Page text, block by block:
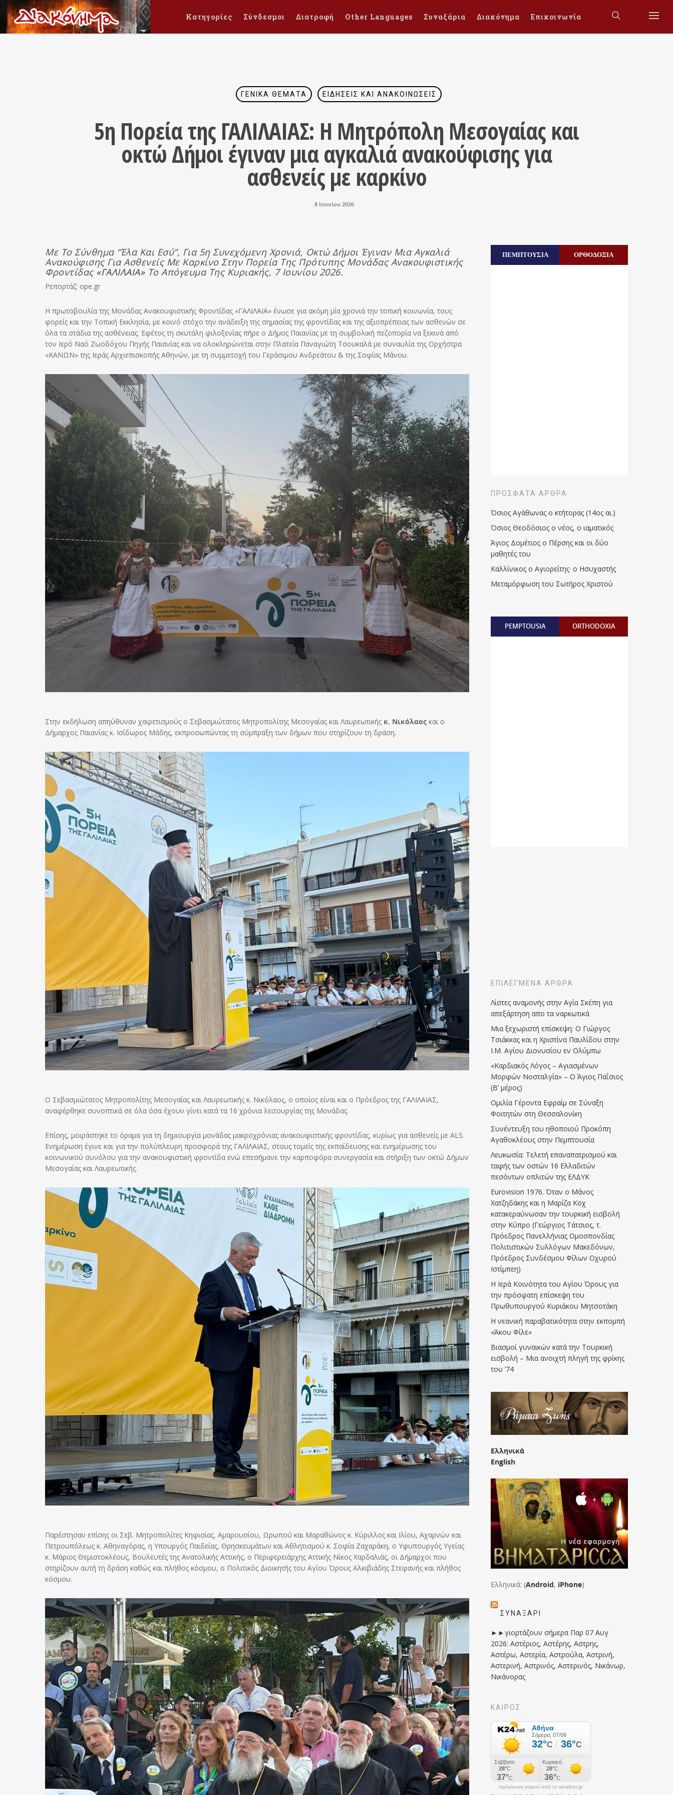
Κατηγορίες Σύνδεσμοι Διατροφή Other Languages Συναξάρια Διακόνημα Επικοινωνία
ΓΕΝΙΚΆ ΘΈΜΑΤΑ ΕΙΔΉΣΕΙΣ ΚΑΙ ΑΝΑΚΟΙΝΏΣΕΙΣ
5η Πορεία της ΓΑΛΙΛΑΙΑΣ: Η Μητρόπολη Μεσογαίας και
οκτώ Δήμοι έγιναν μια αγκαλιά ανακούφισης για
ασθενείς με καρκίνο
8 Ιουνίου 2026
Με Το Σύνθημα “Έλα Και Εσύ”, Για 5η Συνεχόμενη Χρονιά, Οκτώ Δήμοι Έγιναν Μια Αγκαλιά
Ανακούφισης Για Ασθενείς Με Καρκίνο Στην Πορεία Της Πρότυπης Μονάδας Ανακουφιστικής
Φροντίδας «ΓΑΛΙΛΑΙΑ»Το Απόγευμα Της Κυριακής, 7 Ιουνίου 2026.
Ρεπορτάζ: ope.gr
Η πρωτοβουλία της Μονάδας Ανακουφιστικής Φροντίδας «ΓΑΛΙΛΑΙΑ» ένωσε για ακόμη μία χρονιά την τοπική κοινωνία, τους
φορείς και την Τοπική Εκκλησία, με κοινό στόχο την ανάδειξη της σημασίας της φροντίδας και της αξιοπρέπειας των ασθενών σε
όλα τα στάδια της ασθένειας. Εφέτος τη σκυτάλη φιλοξενίας πήρε ο Δήμος Παιανίας με τη συμβολική πεζοπορία να ξεκινά από
τoν Ιερό Ναό Ζωοδόχου Πηγής Παιανίας και να ολοκληρώνεται στην Πλατεία Παναγιώτη Τσουκαλά με συναυλία της Ορχήστρα
«ΚΑΝΩΝ» της Ιεράς Αρχιεπισκοπής Αθηνών, με τη συμμετοχή του Γεράσιμου Ανδρεάτου & της Σοφίας Μάνου.
Στην εκδήλωση απηύθυναν χαιρετισμούς ο Σεβασμιώτατος Μητροπολίτης Μεσογαίας και Λαυρεωτικής κ. Νικόλαος και ο
Δήμαρχος Παιανίας κ. Ισίδωρος Μάδης, εκπροσωπώντας τη σύμπραξη των δήμων που στηρίζουν τη δράση.
Ο Σεβασμιώτατος Μητροπολίτης Μεσογαίας και Λαυρεωτικής κ. Νικόλαος, ο οποίος είναι και ο Πρόεδρος της ΓΑΛΙΛΑΙΑΣ,
αναφέρθηκε συνοπτικά σε όλα όσα έχουν γίνει κατά τα 16 χρόνια λειτουργίας της Μονάδας.
Επίσης, μοιράστηκε το όραμα για τη δημιουργία μονάδας μακροχρόνιας ανακουφιστικής φροντίδας, κυρίως για ασθενείς με ALS.
Ενημέρωση έγινε και για την πολύπλευρη προσφορά της ΓΑΛΙΛΑΙΑΣ, στους τομείς της εκπαίδευσης και ενημέρωσης του
κοινωνικού συνόλου για την ανακουφιστική φροντίδα ενώ επεσήμανε την καρποφόρα συνεργασία και στήριξη των οκτώ Δήμων
Μεσογαίας και Λαυρεωτικής.
Παρέστησαν επίσης οι Σεβ. Μητροπολίτες Κηφισίας, Αμαρουσίου, Ωρωπού και Μαραθώνος κ. Κύριλλος και Ιλίου, Αχαρνών και
Πετρουπόλεως κ. Αθηναγόρας, η Υπουργός Παιδείας, Θρησκευμάτων και Αθλητισμού κ. Σοφία Ζαχαράκη, ο Υφυπουργός Υγείας
κ. Μάριος Θεμιστοκλέους, Βουλευτές της Ανατολικής Αττικής, o Περιφερειάρχης Αττικής Νίκος Χαρδαλιάς, οι Δήμαρχοι που
στηρίζουν αυτή τη δράση καθώς και πλήθος κόσμου, o Πολιτικός Διοικητής του Αγίου Όρους Αλκιβιάδης Στεφανής και πλήθος
κόσμου.
ΠΕΜΠΤΟΥΣΙΑ ΟΡΘΟΔΟΞΙΑ
ΠΡΌΣΦΑΤΑ ΆΡΘΡΑ
Όσιος Αγάθωνας ο κτήτορας (14ος αι.)
Όσιος Θεοδόσιος ο νέος, ο ιαματικός
Άγιος Δομέτιος ο Πέρσης και οι δύο
μαθητές του
Καλλίνικος ο Αγιορείτης · ο Ησυχαστής
Μεταμόρφωση του Σωτήρος Χριστού
PEMPTOUSIA ORTHODOXIA
ΕΠΙΛΕΓΜΈΝΑ ΆΡΘΡΑ
Λίστες αναμονής στην Αγία Σκέπη για
απεξάρτηση απο τα ναρκωτικά
Μια ξεχωριστή επίσκεψη: Ο Γιώργος
Τσιάκκας και η Χριστίνα Παυλίδου στην
Ι.Μ. Αγίου Διονυσίου εν Ολύμπω
«Καρδιακός Λόγος – Αγιασμένων
Μορφών Νοσταλγία» – Ο Άγιος Παΐσιος
(Β’ μέρος)
Ομιλία Γέροντα Εφραίμ σε Σύναξη
Φοιτητών στη Θεσσαλονίκη
Συνέντευξη του ηθοποιού Προκόπη
Αγαθοκλέους στην Πεμπτουσία
Λευκωσία: Τελετή επαναπατρισμού και
ταφής των οστών 16 Ελλαδιτών
πεσόντων οπλιτών της ΕΛΔΥΚ
Eurovision 1976. Όταν ο Μάνος
Χατζηδάκης και η Μαρίζα Κοχ
κατακεραύνωσαν την τουρκική εισβολή
στην Κύπρο (Γεώργιος Τάτσιος, τ.
Πρόεδρος Πανελλήνιας Ομοσπονδίας
Πολιτιστικών Συλλόγων Μακεδόνων,
Πρόεδρος Συνδέσμου Φίλων Οχυρού
Ιστίμπεη)
Η Ιερά Κοινότητα του Αγίου Όρους για
την πρόσφατη επίσκεψη του
Πρωθυπουργού Κυριάκου Μητσοτάκη
Η νεανική παραβατικότητα στην εκπομπή
«Άκου Φίλε»
Βιασμοί γυναικών κατά την Τουρκική
εισβολή – Μια ανοιχτή πληγή της φρίκης
του ’74
Ελληνικά
English
Ελληνικά: (Android, iPhone)
ΣΥΝΑΞΆΡΙ
►►γιορτάζουν σήμερα Παρ 07 Αυγ
2026: Αστέριος, Αστέρης, Αστρης,
Αστέρω, Αστερία, Αστρούλα, Αστρινή,
Αστερινή, Αστρινός, Αστερινός, Νικάνωρ,
Νικάνορας
ΚΑΙΡΟΣ
πρόγνωση καιρού από το weather.gr